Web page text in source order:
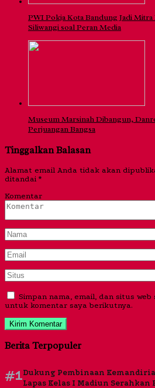
PWI Pokja Kota Bandung Jadi
Siliwangi soal Peran Media
Museum Marsinah Dibangun,
Perjuangan Bangsa
Tinggalkan Balasan
Alamat email Anda tidak akan
ditandai *
Komentar
Simpan nama, email, dan situs
untuk komentar saya berikutnya.
Berita Terpopuler
#1Dukung Pembinaan
Lapas Kelas I Madiun Serahkan